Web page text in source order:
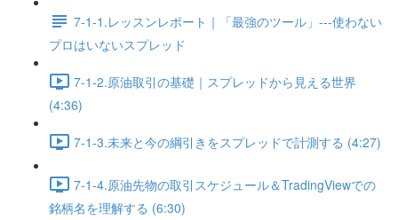
7-1-1.レッスンレポート｜「最強のツール」---使わない
プロはいないスプレッド
7-1-2.原油取引の基礎｜スプレッドから見える世界
(4:36)
7-1-3.未来と今の綱引きをスプレッドで計測する (4:27)
7-1-4.原油先物の取引スケジュール＆TradingViewでの
銘柄名を理解する (6:30)